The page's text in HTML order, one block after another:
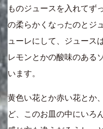
ものジュースを入れてず
の柔らかくなったのとジ
ューレにして、ジュース
レモンとかの酸味のある
います。
黄色い花とか赤い花とか
ど、このお皿の中にいろ